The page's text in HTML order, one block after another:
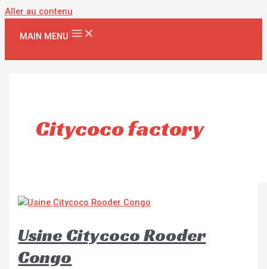
Aller au contenu
MAIN MENU
Citycoco factory
Usine Citycoco Rooder
Congo